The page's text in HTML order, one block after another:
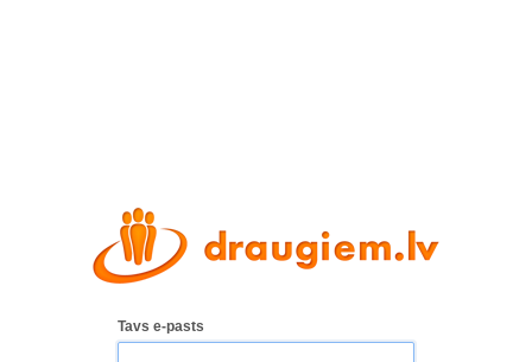
Tavs e-pasts